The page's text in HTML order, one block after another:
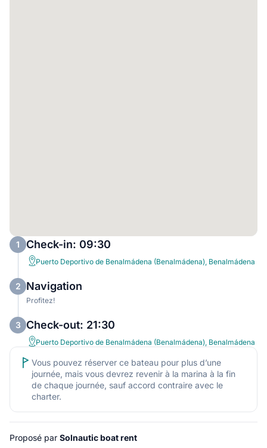
1 Check-in: 09:30
Puerto Deportivo de Benalmádena (Benalmádena), Benalmádena
2 Navigation
Profitez!
3 Check-out: 21:30
Puerto Deportivo de Benalmádena (Benalmádena), Benalmádena
Vous pouvez réserver ce bateau pour plus d’une
journée, mais vous devrez revenir à la marina à la fin
de chaque journée, sauf accord contraire avec le
charter.
Proposé par Solnautic boat rent